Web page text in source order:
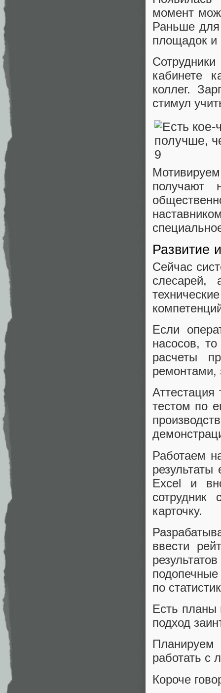
момент
Раньше
площадок и
кабинете
коллег.
стимул
получают
Развитие
Сейчас
слесарей,
Если
насосов,
расчеты
тестом по
Работаем
Excel и
карточку.
ввести
по
Есть
подход
Планируем
работать с
Короче